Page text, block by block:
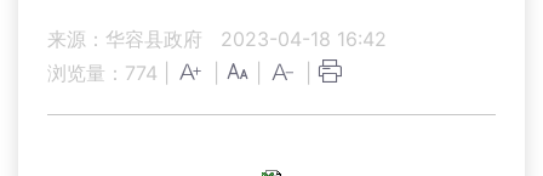
来源：华容县政府
2023-04-18 16:42
浏览量： 774